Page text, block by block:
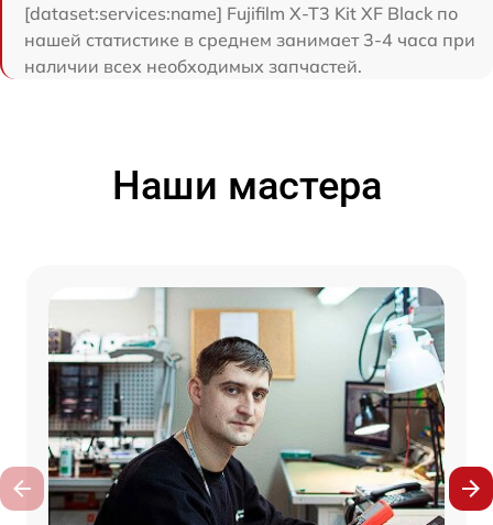
[dataset:services:name] Fujifilm X-T3 Kit XF Black по
нашей статистике в среднем занимает 3-4 часа при
наличии всех необходимых запчастей.
Наши мастера